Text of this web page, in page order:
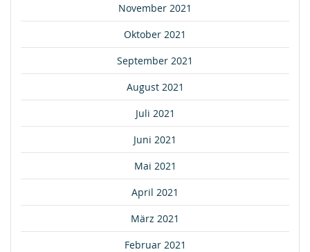
November 2021
Oktober 2021
September 2021
August 2021
Juli 2021
Juni 2021
Mai 2021
April 2021
März 2021
Februar 2021